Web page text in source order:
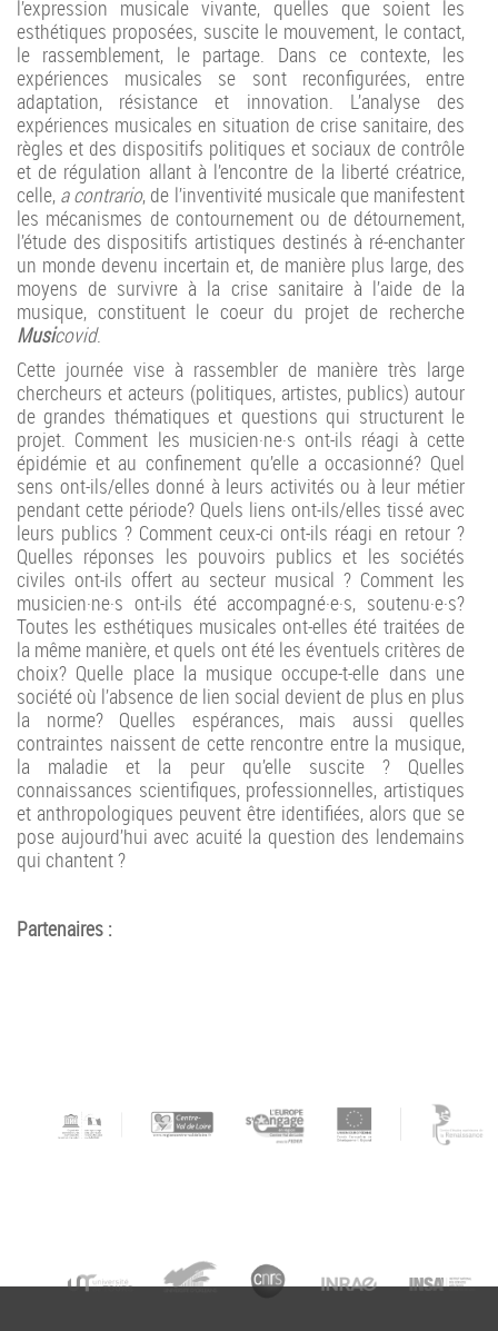
l’expression musicale vivante, quelles que soient les
esthétiques proposées, suscite le mouvement, le contact,
le rassemblement, le partage. Dans ce contexte, les
expériences musicales se sont reconfigurées, entre
adaptation, résistance et innovation. L’analyse des
expériences musicales en situation de crise sanitaire, des
règles et des dispositifs politiques et sociaux de contrôle
et de régulation allant à l’encontre de la liberté créatrice,
celle, a contrario, de l’inventivité musicale que manifestent
les mécanismes de contournement ou de détournement,
l’étude des dispositifs artistiques destinés à ré-enchanter
un monde devenu incertain et, de manière plus large, des
moyens de survivre à la crise sanitaire à l’aide de la
musique, constituent le coeur du projet de recherche
Musicovid.
Cette journée vise à rassembler de manière très large
chercheurs et acteurs (politiques, artistes, publics) autour
de grandes thématiques et questions qui structurent le
projet. Comment les musicien·ne·s ont-ils réagi à cette
épidémie et au confinement qu’elle a occasionné? Quel
sens ont-ils/elles donné à leurs activités ou à leur métier
pendant cette période? Quels liens ont-ils/elles tissé avec
leurs publics ? Comment ceux-ci ont-ils réagi en retour ?
Quelles réponses les pouvoirs publics et les sociétés
civiles ont-ils offert au secteur musical ? Comment les
musicien·ne·s ont-ils été accompagné·e·s, soutenu·e·s?
Toutes les esthétiques musicales ont-elles été traitées de
la même manière, et quels ont été les éventuels critères de
choix? Quelle place la musique occupe-t-elle dans une
société où l’absence de lien social devient de plus en plus
la norme? Quelles espérances, mais aussi quelles
contraintes naissent de cette rencontre entre la musique,
la maladie et la peur qu’elle suscite ? Quelles
connaissances scientifiques, professionnelles, artistiques
et anthropologiques peuvent être identifiées, alors que se
pose aujourd’hui avec acuité la question des lendemains
qui chantent ?
Partenaires :